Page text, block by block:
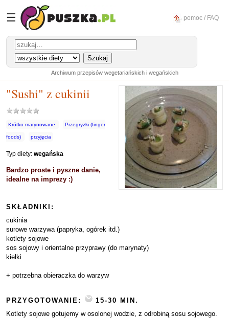
☰ pomoc / FAQ
Archiwum przepisów wegetariańskich i wegańskich
"Sushi" z cukinii
Krótko marynowane Przegryzki (finger
foods) przyjęcia
Typ diety: wegańska
Bardzo proste i pyszne danie,
idealne na imprezy :)
SKŁADNIKI:
cukinia
surowe warzywa (papryka, ogórek itd.)
kotlety sojowe
sos sojowy i orientalne przyprawy (do marynaty)
kiełki
+ potrzebna obieraczka do warzyw
PRZYGOTOWANIE:
15-30 MIN.
Kotlety sojowe gotujemy w osolonej wodzie, z odrobiną sosu sojowego.